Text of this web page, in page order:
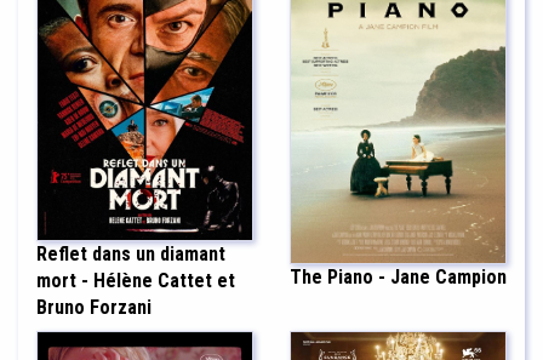
Reflet dans un diamant
mort - Hélène Cattet et
Bruno Forzani
The Piano - Jane Campion